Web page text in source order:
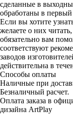
сделанные в
обработаны в
Если вы хотите
желаете о них
обязательно вам
соответствуют
заводов
действительна в
Способы оплаты
Наличные при
Безналичный расчет.
Оплата заказа в
дизайна ArtPlay